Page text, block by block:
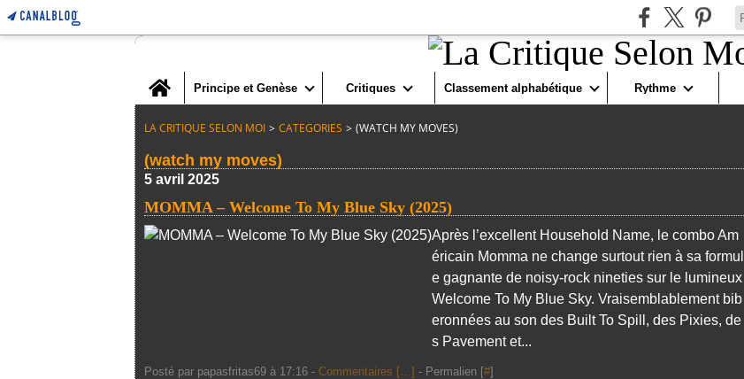
Home
Principe et Genèse Critiques Classement alphabétique Rythme
LA CRITIQUE SELON MOI > CATEGORIES > (WATCH MY MOVES)
(watch my moves)
5 avril 2025
MOMMA – Welcome To My Blue Sky (2025)
Après l’excellent Household Name, le combo Am
éricain Momma ne change surtout rien à sa formul
e gagnante de noisy-rock nineties sur le lumineux
Welcome To My Blue Sky. Vraisemblablement bib
eronnées au son des Built To Spill, des Pixies, de
s Pavement et...
Posté par papasfritas69 à 17:16 - Commentaires […] - Permalien [#]